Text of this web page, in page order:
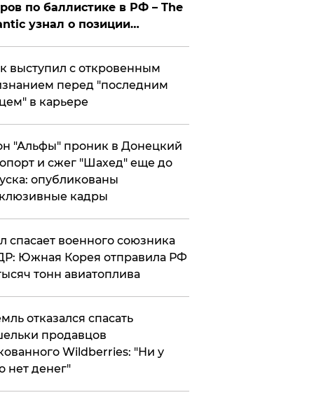
по баллистике в РФ – The
узнал о позиции
выступил с откровенным
перед "последним
в карьере
"Альфы" проник в Донецкий
и сжег "Шахед" еще до
опубликованы
кадры
спасает военного союзника
Южная Корея отправила РФ
тонн авиатоплива
отказался спасать
продавцов
Wildberries: "Ни у
нет денег"